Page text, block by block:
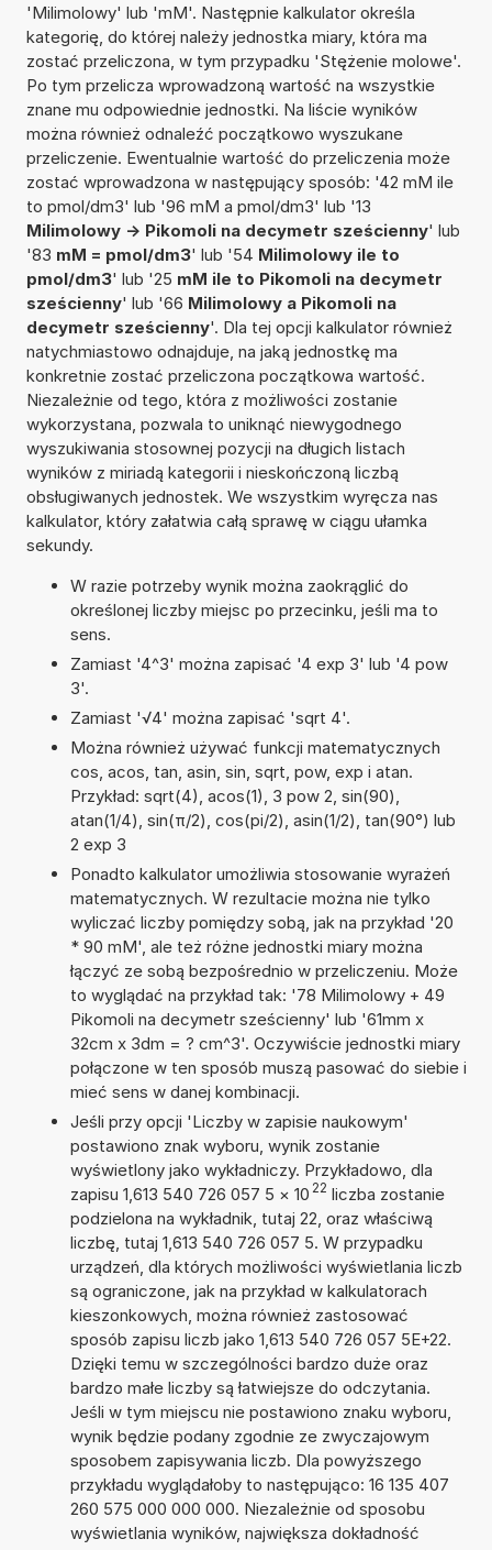
'Milimolowy' lub 'mM'. Następnie kalkulator określa
kategorię, do której należy jednostka miary, która ma
zostać przeliczona, w tym przypadku 'Stężenie molowe'.
Po tym przelicza wprowadzoną wartość na wszystkie
znane mu odpowiednie jednostki. Na liście wyników
można również odnaleźć początkowo wyszukane
przeliczenie. Ewentualnie wartość do przeliczenia może
zostać wprowadzona w następujący sposób: '42 mM ile
to pmol/dm3' lub '96 mM a pmol/dm3' lub '13
Milimolowy -> Pikomoli na decymetr sześcienny' lub
'83 mM = pmol/dm3' lub '54 Milimolowy ile to
pmol/dm3' lub '25 mM ile to Pikomoli na decymetr
sześcienny' lub '66 Milimolowy a Pikomoli na
decymetr sześcienny'. Dla tej opcji kalkulator również
natychmiastowo odnajduje, na jaką jednostkę ma
konkretnie zostać przeliczona początkowa wartość.
Niezależnie od tego, która z możliwości zostanie
wykorzystana, pozwala to uniknąć niewygodnego
wyszukiwania stosownej pozycji na długich listach
wyników z miriadą kategorii i nieskończoną liczbą
obsługiwanych jednostek. We wszystkim wyręcza nas
kalkulator, który załatwia całą sprawę w ciągu ułamka
sekundy.
W razie potrzeby wynik można zaokrąglić do
określonej liczby miejsc po przecinku, jeśli ma to
sens.
Zamiast '4^3' można zapisać '4 exp 3' lub '4 pow
3'.
Zamiast '√4' można zapisać 'sqrt 4'.
Można również używać funkcji matematycznych
cos, acos, tan, asin, sin, sqrt, pow, exp i atan.
Przykład: sqrt(4), acos(1), 3 pow 2, sin(90),
atan(1/4), sin(π/2), cos(pi/2), asin(1/2), tan(90°) lub
2 exp 3
Ponadto kalkulator umożliwia stosowanie wyrażeń
matematycznych. W rezultacie można nie tylko
wyliczać liczby pomiędzy sobą, jak na przykład '20
* 90 mM', ale też różne jednostki miary można
łączyć ze sobą bezpośrednio w przeliczeniu. Może
to wyglądać na przykład tak: '78 Milimolowy + 49
Pikomoli na decymetr sześcienny' lub '61mm x
32cm x 3dm = ? cm^3'. Oczywiście jednostki miary
połączone w ten sposób muszą pasować do siebie i
mieć sens w danej kombinacji.
Jeśli przy opcji 'Liczby w zapisie naukowym'
postawiono znak wyboru, wynik zostanie
wyświetlony jako wykładniczy. Przykładowo, dla
zapisu 1,613 540 726 057 5 × 10 22 liczba zostanie
podzielona na wykładnik, tutaj 22, oraz właściwą
liczbę, tutaj 1,613 540 726 057 5. W przypadku
urządzeń, dla których możliwości wyświetlania liczb
są ograniczone, jak na przykład w kalkulatorach
kieszonkowych, można również zastosować
sposób zapisu liczb jako 1,613 540 726 057 5E+22.
Dzięki temu w szczególności bardzo duże oraz
bardzo małe liczby są łatwiejsze do odczytania.
Jeśli w tym miejscu nie postawiono znaku wyboru,
wynik będzie podany zgodnie ze zwyczajowym
sposobem zapisywania liczb. Dla powyższego
przykładu wyglądałoby to następująco: 16 135 407
260 575 000 000 000. Niezależnie od sposobu
wyświetlania wyników, największa dokładność